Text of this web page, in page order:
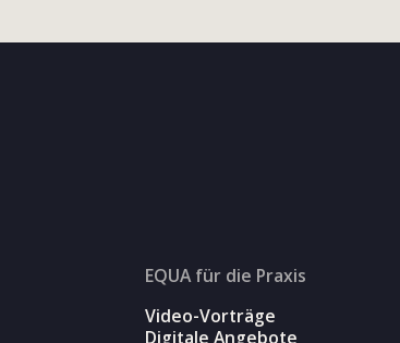
EQUA für die Praxis
Video-Vorträge
Digitale Angebote